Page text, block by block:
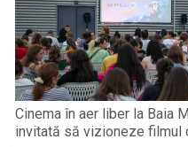
Cinema în aer liber la Baia
invitată să vizioneze filmul